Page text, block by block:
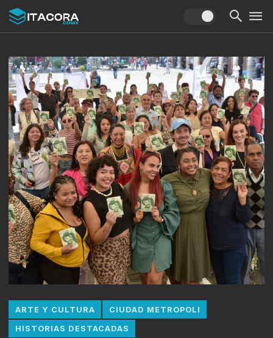
ARTE Y CULTURA CIUDAD METROPOLI
HISTORIAS DESTACADAS